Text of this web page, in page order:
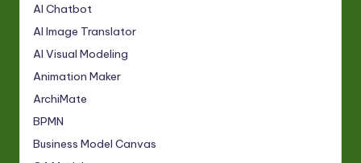
AI Chatbot
AI Image Translator
AI Visual Modeling
Animation Maker
ArchiMate
BPMN
Business Model Canvas